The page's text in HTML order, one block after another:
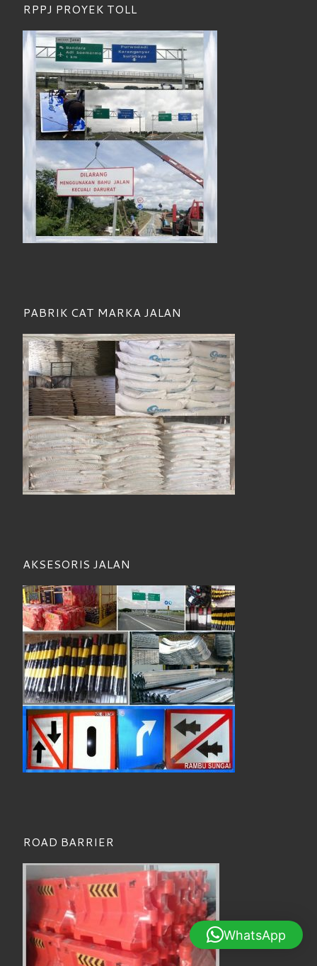
RPPJ PROYEK TOLL
PABRIK CAT MARKA JALAN
AKSESORIS JALAN
ROAD BARRIER
WhatsApp